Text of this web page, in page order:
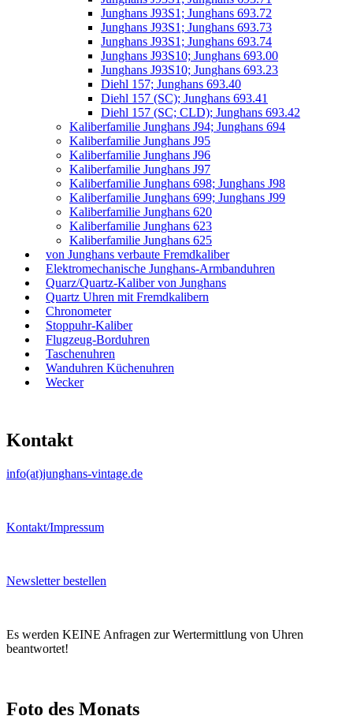
Junghans J93S1; Junghans 693.72
Junghans J93S1; Junghans 693.73
Junghans J93S1; Junghans 693.74
Junghans J93S10; Junghans 693.00
Junghans J93S10; Junghans 693.23
Diehl 157; Junghans 693.40
Diehl 157 (SC); Junghans 693.41
Diehl 157 (SC; CLD); Junghans 693.42
Kaliberfamilie Junghans J94; Junghans 694
Kaliberfamilie Junghans J95
Kaliberfamilie Junghans J96
Kaliberfamilie Junghans J97
Kaliberfamilie Junghans 698; Junghans J98
Kaliberfamilie Junghans 699; Junghans J99
Kaliberfamilie Junghans 620
Kaliberfamilie Junghans 623
Kaliberfamilie Junghans 625
von Junghans verbaute Fremdkaliber
Elektromechanische Junghans-Armbanduhren
Quarz/Quartz-Kaliber von Junghans
Quartz Uhren mit Fremdkalibern
Chronometer
Stoppuhr-Kaliber
Flugzeug-Borduhren
Taschenuhren
Wanduhren Küchenuhren
Wecker
Kontakt
info(at)junghans-vintage.de
Kontakt/Impressum
Newsletter bestellen
Es werden KEINE Anfragen zur Wertermittlung von Uhren
beantwortet!
Foto des Monats